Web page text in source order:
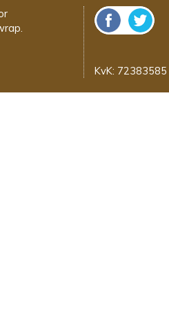
KvK: 72383585